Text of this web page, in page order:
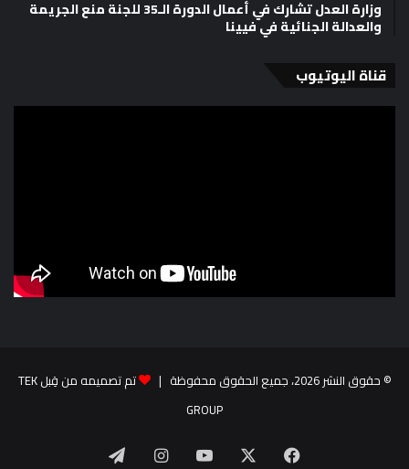
وزارة العدل تشارك في أعمال الدورة الـ35 للجنة منع الجريمة
والعدالة الجنائية في فيينا
قناة اليوتيوب
© حقوق النشر 2026، جميع الحقوق محفوظة |
تم تصميمه من قِبل TEK
GROUP
فيسبوك ‫YouTubeانستقرامتيلقرام